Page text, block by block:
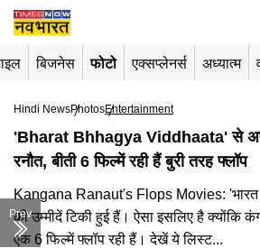
बिजनेस फोटो एक्सप्लेनर्स अध्यात्म
Hindi NewsPhotosEntertainment
'Bharat Bhhagya Viddhaata' से
रनौत, बीती 6 फिल्में रही हैं बुरी तरह फ्लॉप
Kangana Ranaut's Flops Movies: 'भारत
की उम्मीदें टिकी हुई हैं। ऐसा इसलिए है क्योंकि
एक 6 फिल्में फ्लॉप रही हैं। देखें ये लिस्ट...
Prev